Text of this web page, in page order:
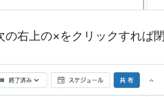
の右上の×をクリックすれば